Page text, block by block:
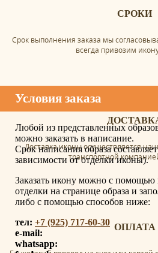
СРОКИ
Срок выполнения заказа мы
всегда привозим
Доставка иконы осуществляется
транспортной
ОПЛАТА
Условия заказа
Любой из представленных
можно заказать в написание.
Срок написания образа
зависимости от отделки иконы).
Заказать икону можно с помощью
отделки на странице образа и
либо с помощью способов ниже:
тел: +7 (925) 717-60-30
e-mail:
whatsapp: